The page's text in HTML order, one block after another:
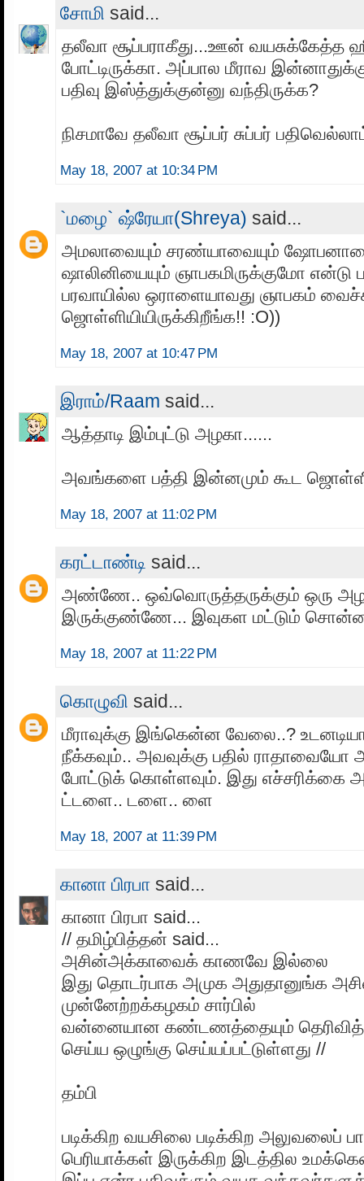
சோமி said...
தலீவா சூப்பராகீது...ஊன் வயசுக்கேத்த
போட்டிருக்கா. அப்பால மீராவ
பதிவு இஸ்த்துக்குன்னு வந்திருக்க?
நிசமாவே தலீவா சூப்பர் சுப்பர்
May 18, 2007 at 10:34 PM
`மழை` ஷ்ரேயா(Shreya) said...
அமலாவையும் சரண்யாவையும்
ஷாலினியையும் ஞாபகமிருக்குமோ என்டு
பரவாயில்ல ஒராளையாவது ஞாபகம்
ஜொள்ளியியிருக்கிறீங்க!! :O))
May 18, 2007 at 10:47 PM
இராம்/Raam said...
ஆத்தாடி இம்புட்டு அழகா......
அவங்களை பத்தி இன்னமும் கூட
May 18, 2007 at 11:02 PM
கரட்டாண்டி said...
அண்ணே.. ஒவ்வொருத்தருக்கும் ஒரு
இருக்குண்ணே... இவுகள மட்டும் சொன்னா
May 18, 2007 at 11:22 PM
கொழுவி said...
மீராவுக்கு இங்கென்ன வேலை..?
நீக்கவும்.. அவவுக்கு பதில் ராதாவையோ
போட்டுக் கொள்ளவும். இது
ட்டளை.. டளை.. ளை
May 18, 2007 at 11:39 PM
கானா பிரபா said...
கானா பிரபா said...
// தமிழ்பித்தன் said...
அசின்அக்காவைக் காணவே இல்லை
இது தொடர்பாக அமுக அதுதானுங்க
முன்னேற்றக்கழகம் சார்பில்
வன்னையான கண்டணத்தையும்
செய்ய ஒழுங்கு செய்யப்பட்டுள்ளது //
தம்பி
படிக்கிற வயசிலை படிக்கிற அலுவலைப்
பெரியாக்கள் இருக்கிற இடத்தில